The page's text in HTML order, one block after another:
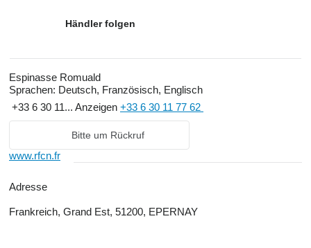
Händler folgen
Espinasse Romuald
Sprachen: Deutsch, Französisch, Englisch
+33 6 30 11... Anzeigen +33 6 30 11 77 62
Bitte um Rückruf
www.rfcn.fr
Adresse
Frankreich, Grand Est, 51200, EPERNAY